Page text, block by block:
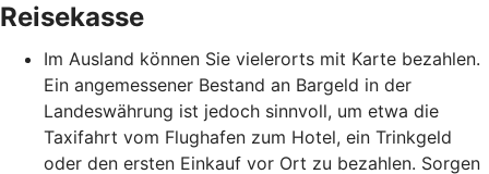
Reisekasse
Im Ausland können Sie vielerorts mit Karte bezahlen.
Ein angemessener Bestand an Bargeld in der
Landeswährung ist jedoch sinnvoll, um etwa die
Taxifahrt vom Flughafen zum Hotel, ein Trinkgeld
oder den ersten Einkauf vor Ort zu bezahlen. Sorgen